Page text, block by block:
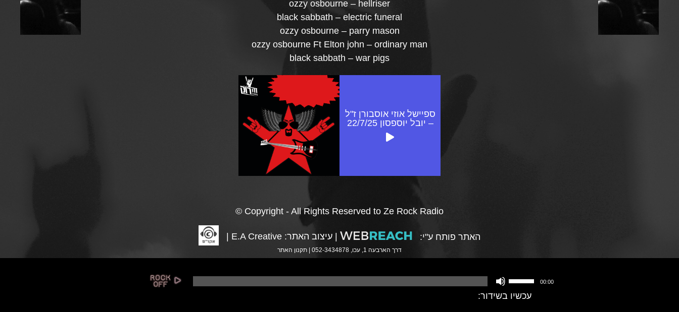
ozzy osbourne – hellriser
black sabbath – electric funeral
ozzy osbourne – parry mason
ozzy osbourne Ft Elton john – ordinary man
black sabbath – war pigs
ספיישל אוזי אוסבורן ז"ל
– יובל יוספסון 22/7/25
© Copyright - All Rights Reserved to Ze Rock Radio
האתר פותח ע"י: | עיצוב האתר: E.A Creative
|
דרך הארבעה 1, עכו, 052-3434878 | תקנון האתר
ש
ת
00:00
עכשיו בשידור: